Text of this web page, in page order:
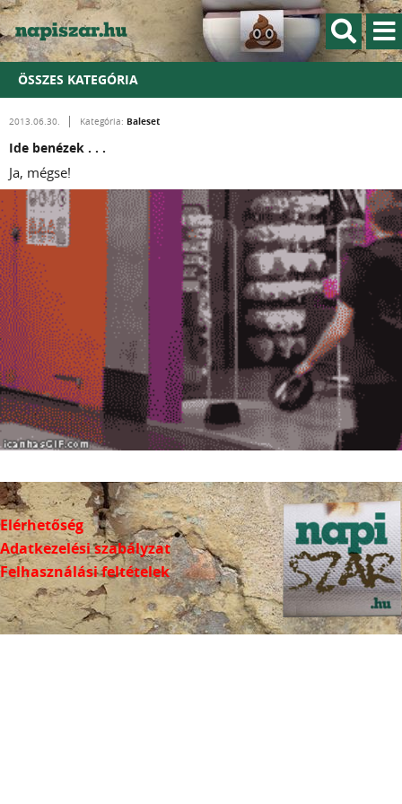
ÖSSZES KATEGÓRIA
2013.06.30. Kategória: Baleset
Ide benézek . . .
Ja, mégse!
Elérhetőség
Adatkezelési szabályzat
Felhasználási feltételek